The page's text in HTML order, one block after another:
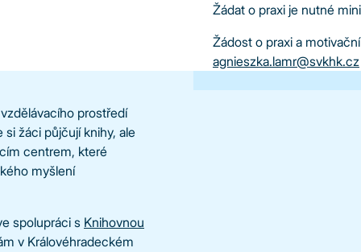
Žádat o praxi je nutné
Žádost o praxi a
agnieszka.lamr@svkhk.cz
prostředí
žáci půjčují knihy, ale
centrem, které
myšlení
spolupráci s Knihovnou
v Královéhradeckém